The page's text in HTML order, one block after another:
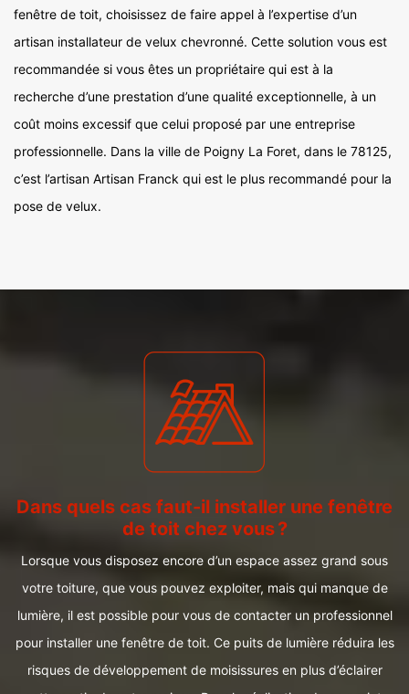
fenêtre de toit, choisissez de faire appel à l’expertise d’un
artisan installateur de velux chevronné. Cette solution vous est
recommandée si vous êtes un propriétaire qui est à la
recherche d’une prestation d’une qualité exceptionnelle, à un
coût moins excessif que celui proposé par une entreprise
professionnelle. Dans la ville de Poigny La Foret, dans le 78125,
c’est l’artisan Artisan Franck qui est le plus recommandé pour la
pose de velux.
Dans quels cas faut-il installer une fenêtre
de toit chez vous ?
Lorsque vous disposez encore d’un espace assez grand sous
votre toiture, que vous pouvez exploiter, mais qui manque de
lumière, il est possible pour vous de contacter un professionnel
pour installer une fenêtre de toit. Ce puits de lumière réduira les
risques de développement de moisissures en plus d’éclairer